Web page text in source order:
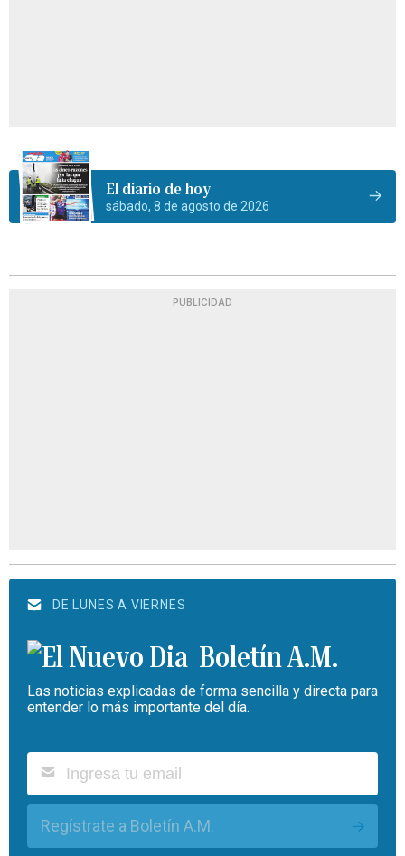
El diario de hoy
sábado, 8 de agosto de 2026
PUBLICIDAD
DE LUNES A VIERNES
Boletín A.M.
Las noticias explicadas de forma sencilla y directa para
entender lo más importante del día.
Regístrate a Boletín A.M.